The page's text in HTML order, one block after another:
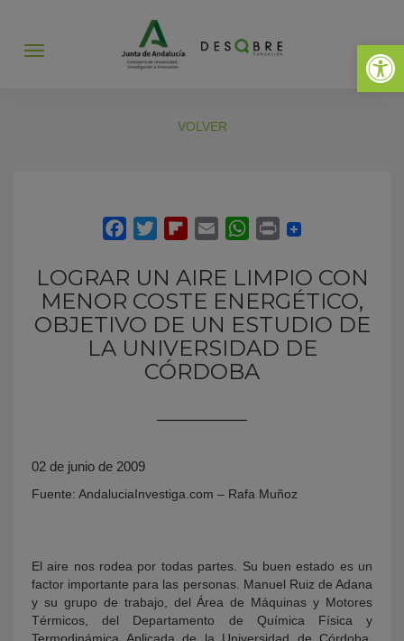
Abrir
Abrir
VOLVER
LOGRAR UN AIRE LIMPIO CON
MENOR COSTE ENERGÉTICO,
OBJETIVO DE UN ESTUDIO DE
LA UNIVERSIDAD DE
CÓRDOBA
02 de junio de 2009
Fuente: AndaluciaInvestiga.com – Rafa Muñoz
El aire nos rodea por todas partes. Su buen estado es un
factor importante para las personas. Manuel Ruiz de Adana
y su grupo de trabajo, del Área de Máquinas y Motores
Térmicos, del Departamento de Química Física y